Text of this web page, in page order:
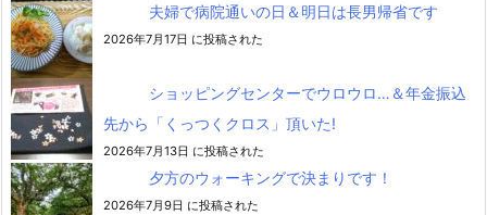
夫婦で病院通いの日＆明日は長男帰省です
2026年7月17日 に投稿された
ショッピングセンターでウロウロ…＆年金振込
先から「くっつくクロス」頂いた!
2026年7月13日 に投稿された
夕方のウォーキングで決まりです！
2026年7月9日 に投稿された